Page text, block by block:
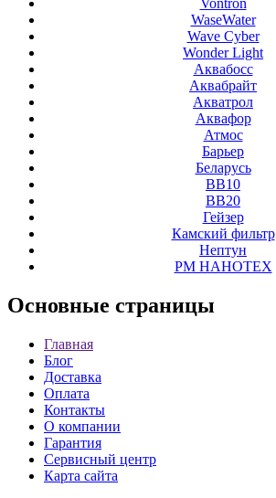
Vontron
WaseWater
Wave Cyber
Wonder Light
Аквабосс
Аквабрайт
Акватрол
Аквафор
Атмос
Барьер
Беларусь
ВВ10
ВВ20
Гейзер
Камский фильтр
Нептун
РМ НАНОТЕХ
Основные страницы
Главная
Блог
Доставка
Оплата
Контакты
О компании
Гарантия
Сервисный центр
Карта сайта